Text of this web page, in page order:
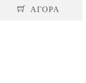
ΑΓΟΡΑ